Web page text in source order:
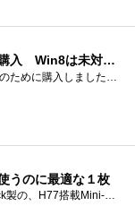
プレミアムレビュー用に購入 Win8は未対応？
うのに最適な１枚
最近好んで使っているASRock製の、H77搭載Mini-ITXフォームファクタ対応マザーボード。ちっちゃいながらもPCI-Ex16が１スロットにSATAも4ポート（SATA3×2...